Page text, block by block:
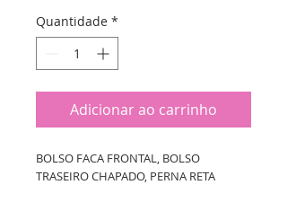
Quantidade *
Adicionar ao carrinho
BOLSO FACA FRONTAL, BOLSO
TRASEIRO CHAPADO, PERNA RETA